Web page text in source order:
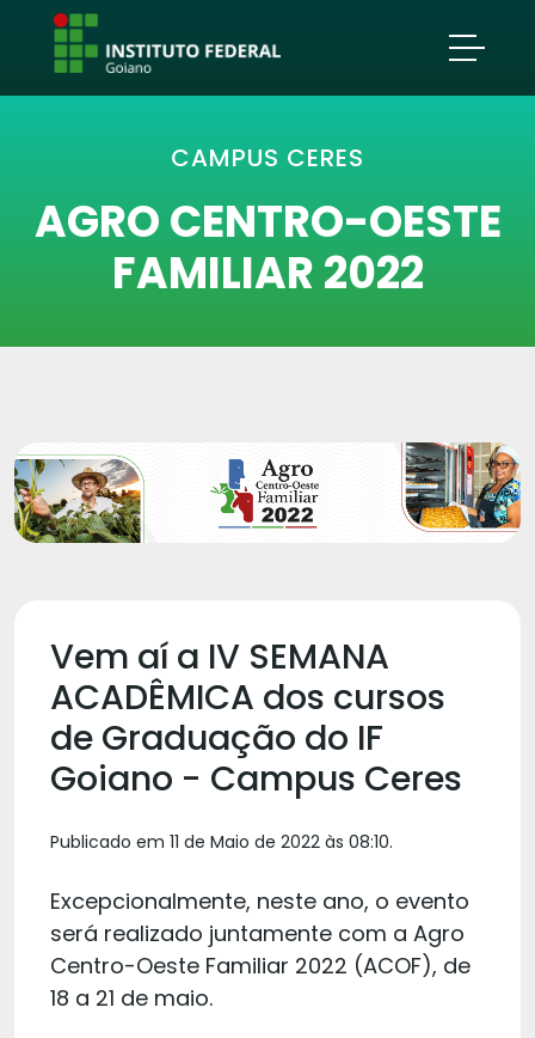
CAMPUS CERES
AGRO CENTRO-OESTE
FAMILIAR 2022
Vem aí a IV SEMANA
ACADÊMICA dos cursos
de Graduação do IF
Goiano - Campus Ceres
Publicado em 11 de Maio de 2022 às 08:10.
Excepcionalmente, neste ano, o evento
será realizado juntamente com a Agro
Centro-Oeste Familiar 2022 (ACOF), de
18 a 21 de maio.